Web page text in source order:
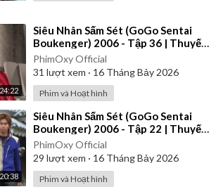
24:22
⁣Siêu Nhân Sấm Sét (GoGo Sentai
Boukenger) 2006 - Tập 36 | Thuyết
Minh
PhimOxy Official
31 lượt xem · 16 Tháng Bảy 2026
Phim và Hoạt hình
20:38
⁣Siêu Nhân Sấm Sét (GoGo Sentai
Boukenger) 2006 - Tập 22 | Thuyết
Minh
PhimOxy Official
29 lượt xem · 16 Tháng Bảy 2026
Phim và Hoạt hình